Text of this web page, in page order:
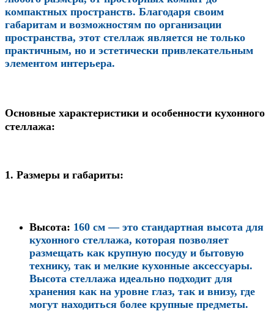
компактных пространств. Благодаря своим
габаритам и возможностям по организации
пространства, этот стеллаж является не только
практичным, но и эстетически привлекательным
элементом интерьера.
Основные характеристики и особенности кухонного
стеллажа:
1. Размеры и габариты:
Высота: 160 см — это стандартная высота для
кухонного стеллажа, которая позволяет
размещать как крупную посуду и бытовую
технику, так и мелкие кухонные аксессуары.
Высота стеллажа идеально подходит для
хранения как на уровне глаз, так и внизу, где
могут находиться более крупные предметы.